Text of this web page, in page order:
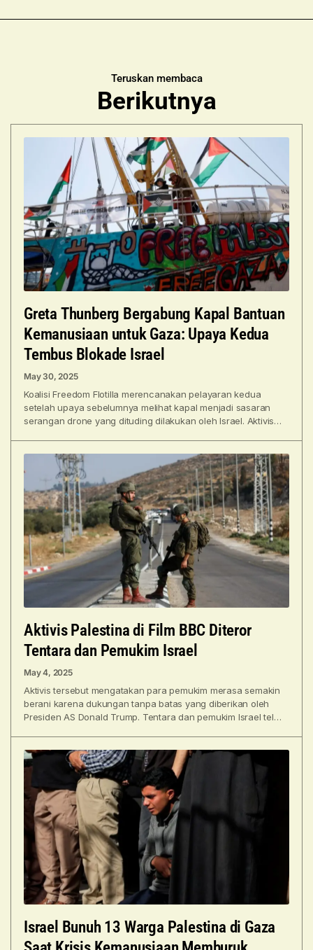
Teruskan membaca
Berikutnya
Greta Thunberg Bergabung Kapal Bantuan
Kemanusiaan untuk Gaza: Upaya Kedua
Tembus Blokade Israel
May 30, 2025
Koalisi Freedom Flotilla merencanakan pelayaran kedua
setelah upaya sebelumnya melihat kapal menjadi sasaran
serangan drone yang dituding dilakukan oleh Israel. Aktivis
Aktivis Palestina di Film BBC Diteror
Tentara dan Pemukim Israel
May 4, 2025
Aktivis tersebut mengatakan para pemukim merasa semakin
berani karena dukungan tanpa batas yang diberikan oleh
Presiden AS Donald Trump. Tentara dan pemukim Israel telah
Israel Bunuh 13 Warga Palestina di Gaza